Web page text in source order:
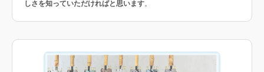
しさを知っていただければと思います。